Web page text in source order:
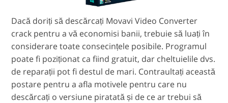
Dacă doriți să descărcați Movavi Video Converter
crack pentru a vă economisi banii, trebuie să luați în
considerare toate consecințele posibile. Programul
poate fi poziționat ca fiind gratuit, dar cheltuielile dvs.
de reparații pot fi destul de mari. Contraultați această
postare pentru a afla motivele pentru care nu
descărcați o versiune piratată și de ce ar trebui să